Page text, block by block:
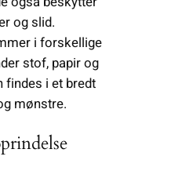
og slid.
i forskellige
stof, papir og
findes i et bredt
mønstre.